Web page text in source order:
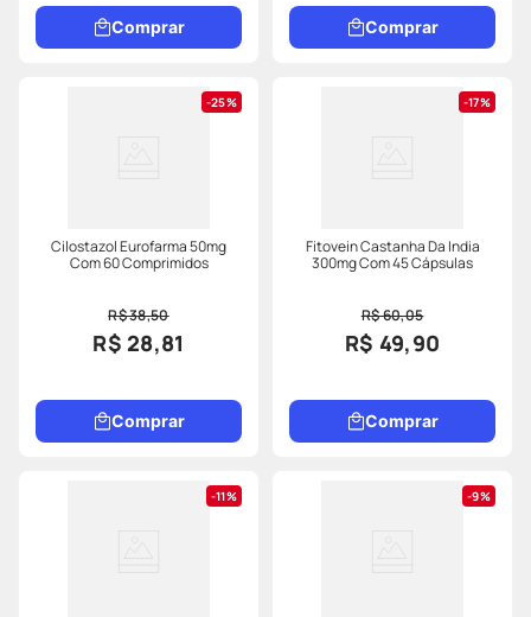
Comprar Comprar
25%
Cilostazol Eurofarma 50mg
Com 60 Comprimidos
R$ 38,50
R$ 28,81
Comprar
17%
Fitovein Castanha Da India
300mg Com 45 Cápsulas
R$ 60,05
R$ 49,90
Comprar
11% 9%